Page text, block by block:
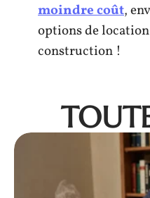
moindre coût,
options de
construction !